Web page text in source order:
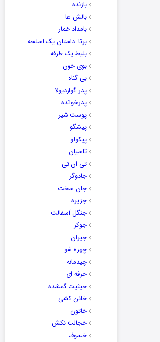
بازنده
بالش ها
بامداد خمار
برتا: داستان یک اسلحه
بلیط یک‌‌ طرفه
بوی خون
بی گناه
پدر گواردیولا
پدرخوانده
پوست شیر
پیشگو
پیکولو
تاسیان
تی ان تی
جادوگر
جان سخت
جزیره
جنگل آسفالت
جوکر
جیران
چهره شو
چیدمانه
حرفه ای
حیثیت گمشده
خائن کشی
خاتون
خجالت نکش
خسوف